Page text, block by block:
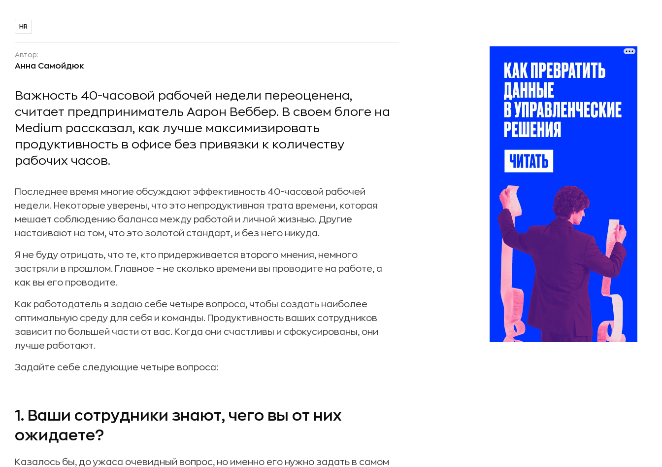
HR
Автор:
Анна Самойдюк
Важность 40-часовой рабочей недели переоценена,
считает предприниматель Аарон Веббер. В своем блоге на
Medium рассказал, как лучше максимизировать
продуктивность в офисе без привязки к количеству
рабочих часов.
Последнее время многие обсуждают эффективность 40-часовой рабочей
недели. Некоторые уверены, что это непродуктивная трата времени, которая
мешает соблюдению баланса между работой и личной жизнью. Другие
настаивают на том, что это золотой стандарт, и без него никуда.
Я не буду отрицать, что те, кто придерживается второго мнения, немного
застряли в прошлом. Главное – не сколько времени вы проводите на работе, а
как вы его проводите.
Как работодатель я задаю себе четыре вопроса, чтобы создать наиболее
оптимальную среду для себя и команды. Продуктивность ваших сотрудников
зависит по большей части от вас. Когда они счастливы и сфокусированы, они
лучше работают.
Задайте себе следующие четыре вопроса:
1. Ваши сотрудники знают, чего вы от них
ожидаете?
Казалось бы, до ужаса очевидный вопрос, но именно его нужно задать в самом